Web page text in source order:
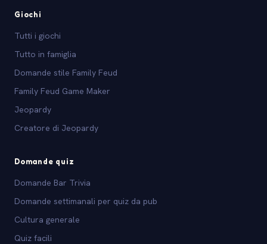
Giochi
Tutti i giochi
Tutto in famiglia
Domande stile Family Feud
Family Feud Game Maker
Jeopardy
Creatore di Jeopardy
Domande quiz
Domande Bar Trivia
Domande settimanali per quiz da pub
Cultura generale
Quiz facili